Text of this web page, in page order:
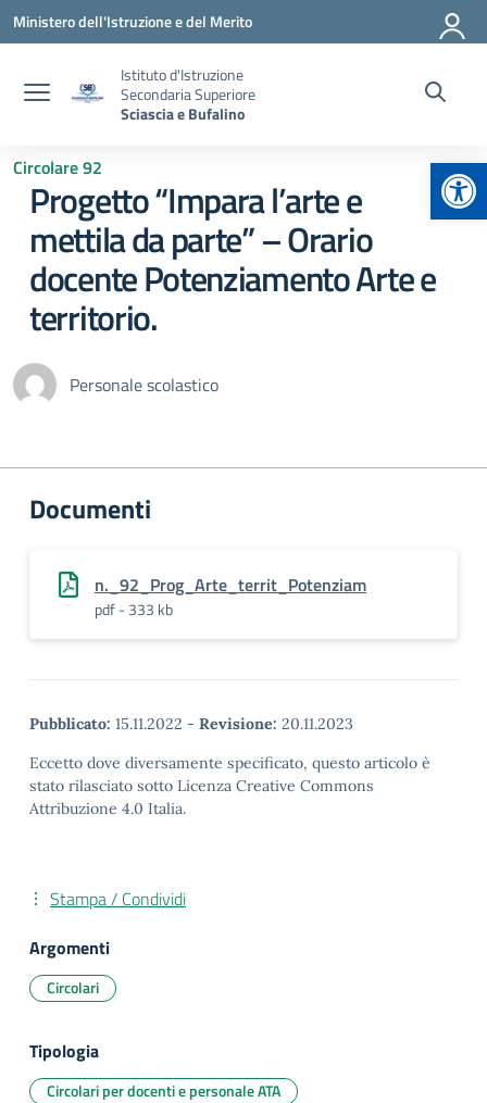
Vai ai contenuti
Vai al menu di navigazione
Vai al footer
Ministero dell'Istruzione e del Merito
Istituto d'Istruzione
Secondaria Superiore
Sciascia e Bufalino
Circolare 92
Progetto “Impara l’arte e
mettila da parte” – Orario
docente Potenziamento Arte e
territorio.
Personale scolastico
Documenti
n._92_Prog_Arte_territ_Potenziam
pdf - 333 kb
Pubblicato: 15.11.2022 - Revisione: 20.11.2023
Eccetto dove diversamente specificato, questo articolo è
stato rilasciato sotto Licenza Creative Commons
Attribuzione 4.0 Italia.
Stampa / Condividi
Argomenti
Circolari
Tipologia
Circolari per docenti e personale ATA